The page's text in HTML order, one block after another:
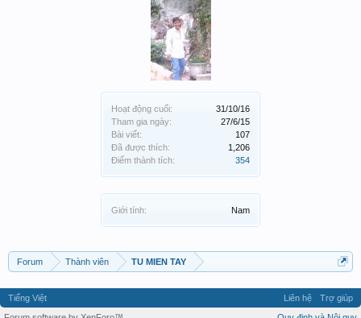
Hoạt động cuối:
31/10/16
Tham gia ngày:
27/6/15
Bài viết:
107
Đã được thích:
1,206
Điểm thành tích:
354
Giới tính: Nam
Forum Thành viên TU MIEN TAY
Tiếng Việt Liên hệ
Trợ giúp